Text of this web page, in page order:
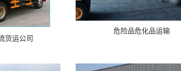
货运公司
危险品危化品运输